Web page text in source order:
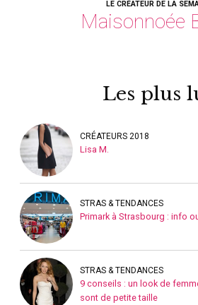
LE CRÉATEUR DE LA
Maisonnoée
Les plus
CRÉATEURS 2018
Lisa M.
STRAS & TENDANCES
Primark à Strasbourg : info
STRAS & TENDANCES
9 conseils : un look de
sont de petite taille